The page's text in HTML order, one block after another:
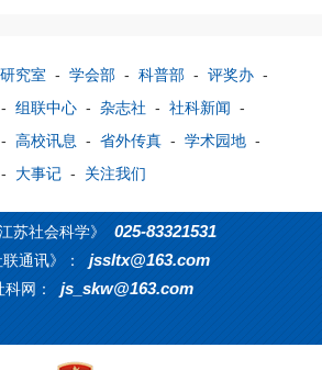
研究室 - 学会部 - 科普部 - 评奖办 -
- 组联中心 - 杂志社 - 社科新闻 -
- 高校讯息 - 省外传真 - 学术园地 -
- 大事记 - 关注我们
苏社会科学》 025-83321531
联通讯》： jssltx@163.com
网： js_skw@163.com